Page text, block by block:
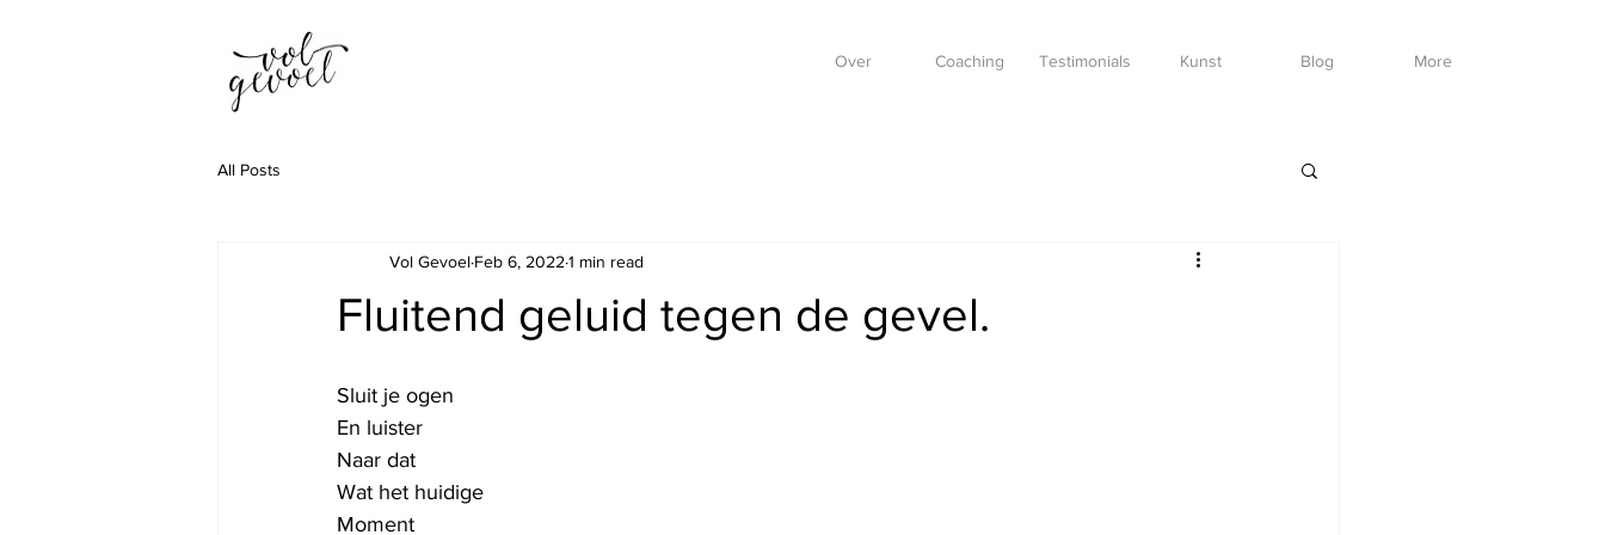
Over Coaching Testimonials Kunst Blog More
All Posts
Fluitend geluid tegen de gevel.
Vol Gevoel Feb 6, 2022 1 min read
Sluit je ogen
En luister
Naar dat
Wat het huidige
Moment